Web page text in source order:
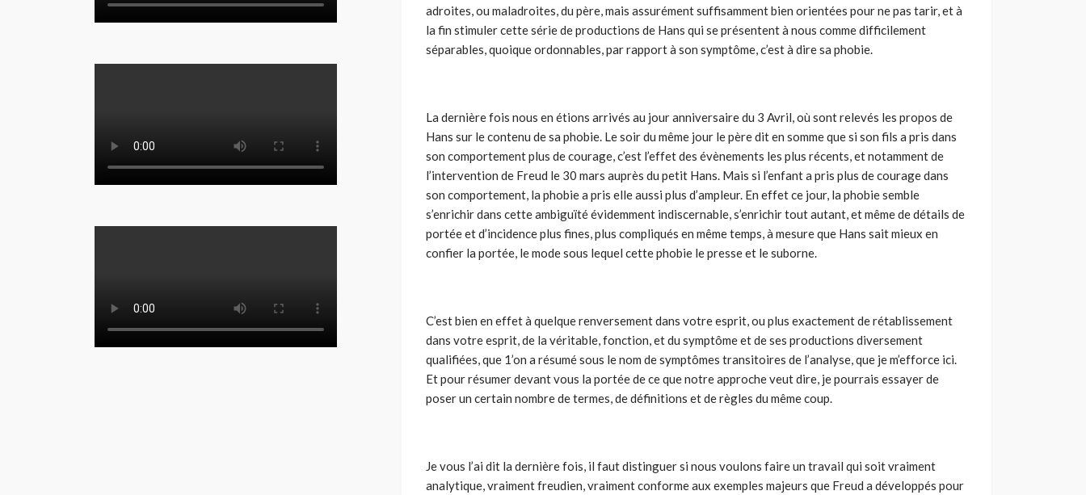
adroites, ou maladroites, du père, mais assurément suffisamment bien orientées pour ne pas tarir, et à
la fin stimuler cette série de productions de Hans qui se présentent à nous comme difficilement
séparables, quoique ordonnables, par rapport à son symptôme, c’est à dire sa phobie.
La dernière fois nous en étions arrivés au jour anniversaire du 3 Avril, où sont relevés les propos de
Hans sur le contenu de sa phobie. Le soir du même jour le père dit en somme que si son fils a pris dans
son comportement plus de courage, c’est l’effet des évènements les plus récents, et notamment de
l’intervention de Freud le 30 mars auprès du petit Hans. Mais si l’enfant a pris plus de courage dans
son comportement, la phobie a pris elle aussi plus d’ampleur. En effet ce jour, la phobie semble
s’enrichir dans cette ambiguïté évidemment indiscernable, s’enrichir tout autant, et même de détails de
portée et d’incidence plus fines, plus compliqués en même temps, à mesure que Hans sait mieux en
confier la portée, le mode sous lequel cette phobie le presse et le suborne.
C’est bien en effet à quelque renversement dans votre esprit, ou plus exac­tement de rétablissement
dans votre esprit, de la véritable, fonction, et du symp­tôme et de ses productions diversement
qualifiées, que 1’on a résumé sous le nom de symptômes transitoires de l’analyse, que je m’efforce ici.
Et pour résumer devant vous la portée de ce que notre approche veut dire, je pourrais essayer de
poser un certain nombre de termes, de définitions et de règles du même coup.
Je vous l’ai dit la dernière fois, il faut distinguer si nous voulons faire un travail qui soit vraiment
analytique, vraiment freudien, vraiment conforme aux exemples majeurs que Freud a développés pour